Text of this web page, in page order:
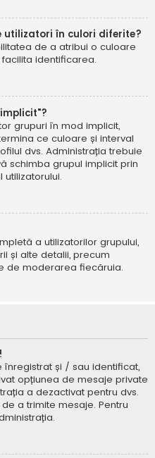
utilizatori în culori diferite?
de a atribui o culoare
identificarea.
grupuri în mod implicit,
ce culoare și interval
dvs. Administrația trebuie
schimba grupul implicit prin
a utilizatorilor grupului,
și alte detalii, precum
de moderarea fiecăruia.
înregistrat și / sau identificat,
opțiunea de mesaje private
a dezactivat pentru dvs.
a trimite mesaje. Pentru